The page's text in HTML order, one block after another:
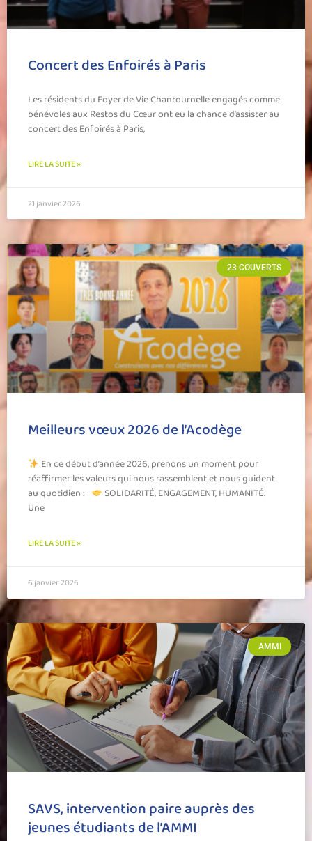
Concert des Enfoirés à Paris
Les résidents du Foyer de Vie Chantournelle engagés comme
bénévoles aux Restos du Cœur ont eu la chance d’assister au
concert des Enfoirés à Paris,
LIRE LA SUITE »
21 janvier 2026
23 COUVERTS
Meilleurs vœux 2026 de l’Acodège
En ce début d’année 2026, prenons un moment pour
réaffirmer les valeurs qui nous rassemblent et nous guident
au quotidien :
SOLIDARITÉ, ENGAGEMENT, HUMANITÉ.
Une
LIRE LA SUITE »
6 janvier 2026
AMMI
SAVS, intervention paire auprès des
jeunes étudiants de l’AMMI